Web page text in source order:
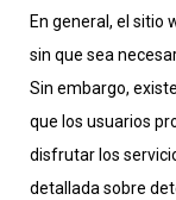
En general, el sitio
sin que sea
Sin embargo,
que los usuarios
disfrutar los
detallada sobre